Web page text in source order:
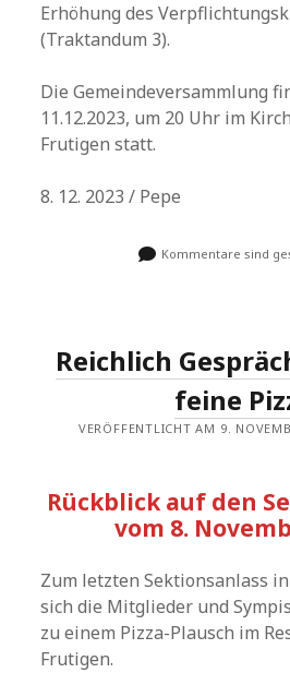
Erhöhung des
(Traktandum 3).
Die Gemeindeversammlung
11.12.2023, um 20 Uhr im
Frutigen statt.
8. 12. 2023 / Pepe
Kommentare sind
Reichlich
feine
VERÖFFENTLICHT AM 9.
Rückblick auf den
vom 8.
Zum letzten Sektionsanlass
sich die Mitglieder und
zu einem Pizza-Plausch im
Frutigen.